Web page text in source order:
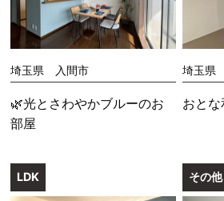
埼玉県 入間市
🌿光とさわやかブルーのお
部屋
埼玉県
おとな
LDK その他